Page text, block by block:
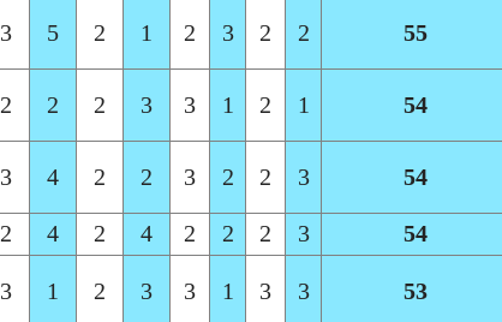
3 5 2 1 2 3 2 2 55
2 2 2 3 3 1 2 1 54
3 4 2 2 3 2 2 3 54
2 4 2 4 2 2 2 3 54
3 1 2 3 3 1 3 3 53